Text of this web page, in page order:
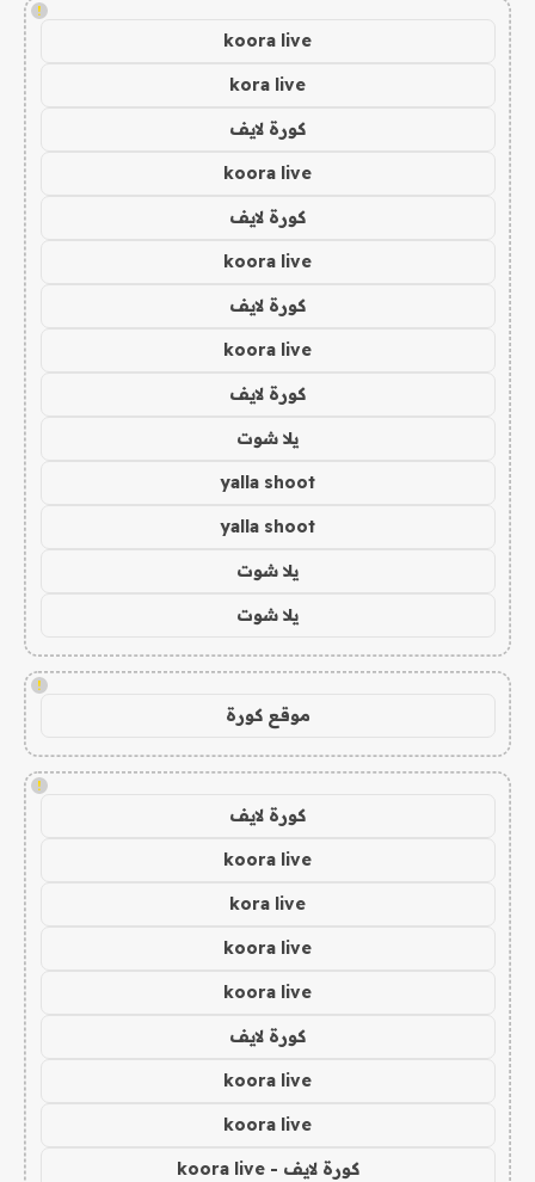
!
koora live
kora live
كورة لايف
koora live
كورة لايف
koora live
كورة لايف
koora live
كورة لايف
يلا شوت
yalla shoot
yalla shoot
يلا شوت
يلا شوت
!
موقع كورة
!
كورة لايف
koora live
kora live
koora live
koora live
كورة لايف
koora live
koora live
كورة لايف - koora live